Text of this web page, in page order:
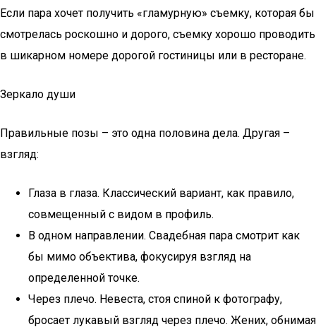
Если пара хочет получить «гламурную» съемку, которая бы
смотрелась роскошно и дорого, съемку хорошо проводить
в шикарном номере дорогой гостиницы или в ресторане.
Зеркало души
Правильные позы – это одна половина дела. Другая –
взгляд:
Глаза в глаза. Классический вариант, как правило,
совмещенный с видом в профиль.
В одном направлении. Свадебная пара смотрит как
бы мимо объектива, фокусируя взгляд на
определенной точке.
Через плечо. Невеста, стоя спиной к фотографу,
бросает лукавый взгляд через плечо. Жених, обнимая